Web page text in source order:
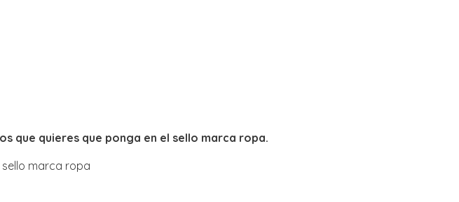
que quieres que ponga en el sello marca ropa.
marca ropa